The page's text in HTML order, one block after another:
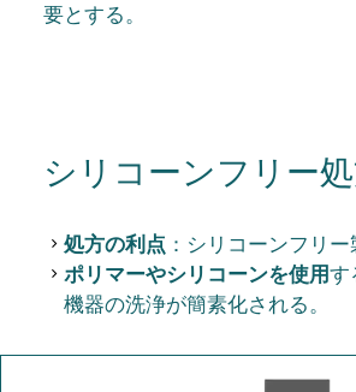
要とする。
シリコーンフリー
処方の利点 ：シリコーンフリ
ポリマーやシリコーンを使用す
機器の洗浄が簡素化される。